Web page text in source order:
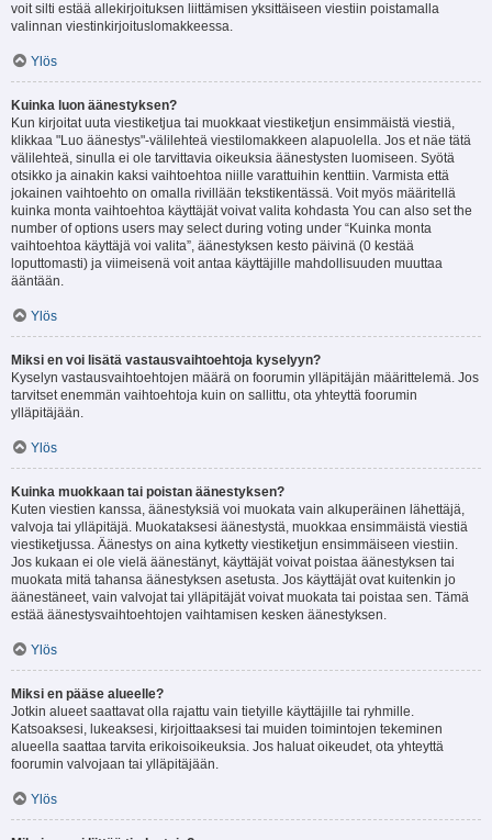
voit silti estää allekirjoituksen liittämisen yksittäiseen viestiin poistamalla
valinnan viestinkirjoituslomakkeessa.
Ylös
Kuinka luon äänestyksen?
Kun kirjoitat uuta viestiketjua tai muokkaat viestiketjun ensimmäistä viestiä,
klikkaa "Luo äänestys"-välilehteä viestilomakkeen alapuolella. Jos et näe tätä
välilehteä, sinulla ei ole tarvittavia oikeuksia äänestysten luomiseen. Syötä
otsikko ja ainakin kaksi vaihtoehtoa niille varattuihin kenttiin. Varmista että
jokainen vaihtoehto on omalla rivillään tekstikentässä. Voit myös määritellä
kuinka monta vaihtoehtoa käyttäjät voivat valita kohdasta You can also set the
number of options users may select during voting under “Kuinka monta
vaihtoehtoa käyttäjä voi valita”, äänestyksen kesto päivinä (0 kestää
loputtomasti) ja viimeisenä voit antaa käyttäjille mahdollisuuden muuttaa
ääntään.
Ylös
Miksi en voi lisätä vastausvaihtoehtoja kyselyyn?
Kyselyn vastausvaihtoehtojen määrä on foorumin ylläpitäjän määrittelemä. Jos
tarvitset enemmän vaihtoehtoja kuin on sallittu, ota yhteyttä foorumin
ylläpitäjään.
Ylös
Kuinka muokkaan tai poistan äänestyksen?
Kuten viestien kanssa, äänestyksiä voi muokata vain alkuperäinen lähettäjä,
valvoja tai ylläpitäjä. Muokataksesi äänestystä, muokkaa ensimmäistä viestiä
viestiketjussa. Äänestys on aina kytketty viestiketjun ensimmäiseen viestiin.
Jos kukaan ei ole vielä äänestänyt, käyttäjät voivat poistaa äänestyksen tai
muokata mitä tahansa äänestyksen asetusta. Jos käyttäjät ovat kuitenkin jo
äänestäneet, vain valvojat tai ylläpitäjät voivat muokata tai poistaa sen. Tämä
estää äänestysvaihtoehtojen vaihtamisen kesken äänestyksen.
Ylös
Miksi en pääse alueelle?
Jotkin alueet saattavat olla rajattu vain tietyille käyttäjille tai ryhmille.
Katsoaksesi, lukeaksesi, kirjoittaaksesi tai muiden toimintojen tekeminen
alueella saattaa tarvita erikoisoikeuksia. Jos haluat oikeudet, ota yhteyttä
foorumin valvojaan tai ylläpitäjään.
Ylös